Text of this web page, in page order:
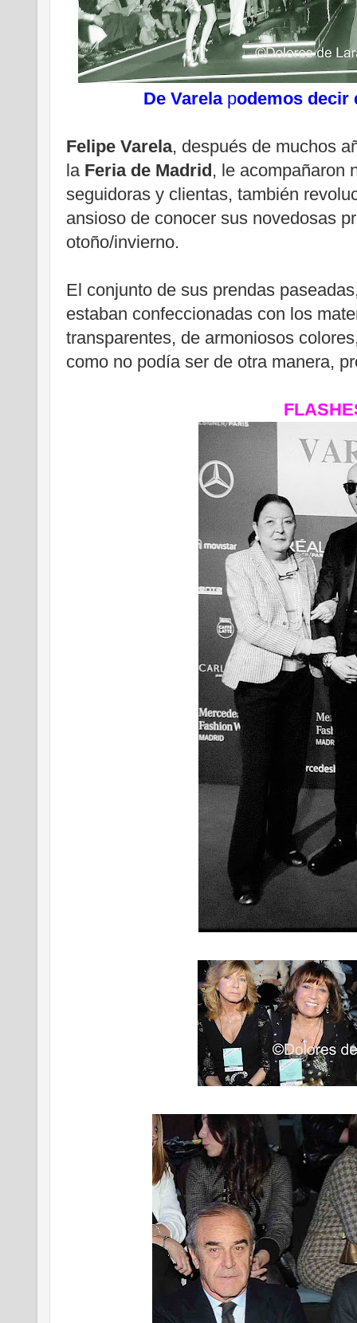
De Varelapodemos decir
Felipe Varela, después de muchos
la Feria de Madrid, le acompañaron
seguidoras y clientas, también
ansioso de conocer sus novedosas
otoño/invierno.
El conjunto de sus prendas
estaban confeccionadas con los
transparentes, de armoniosos
como no podía ser de otra manera,